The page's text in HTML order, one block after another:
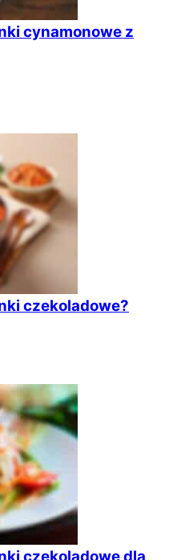
cynamonowe z
czekoladowe?